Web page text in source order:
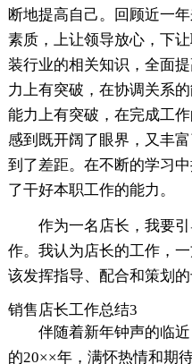
断地提高自己。回顾近一
素质，上让领导放心，下
装行业的相关知识，全面
力上有突破，在协调关系
能力上有突破，在完成工
感到既开阔了眼界，又丰
到了差距。在不断的学习
了干好本职工作的能力。
作为一名店长，我要
作。我认为店长的工作，
该发挥指导、配合和策划的
销售店长工作总结3
伴随着新年钟声的临
的20××年，满怀热情和期